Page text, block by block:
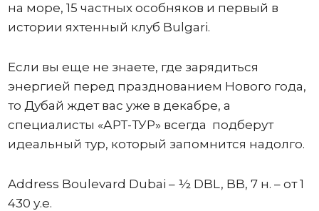
на море, 15 частных особняков и первый в
истории яхтенный клуб Bulgari.
Если вы еще не знаете, где зарядиться
энергией перед празднованием Нового года,
то Дубай ждет вас уже в декабре, а
специалисты «АРТ-ТУР» всегда подберут
идеальный тур, который запомнится надолго.
Address Boulevard Dubai – ½ DBL, BB, 7 н. – от 1
430 у.е.